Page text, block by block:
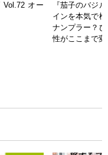
オー
『茄子のバジ
インを本気で
ナンプラー？
性がここまで